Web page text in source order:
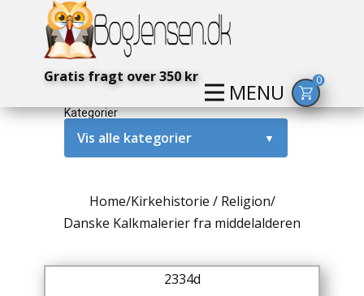
MENU
Gratis fragt over 350 kr 0
Kategorier
Vis alle kategorier ▼
Amerika / USA
Antikke / Specielle Bøger
Home/Kirkehistorie / Religion/
Danske Kalkmalerier fra middelalderen
2334d